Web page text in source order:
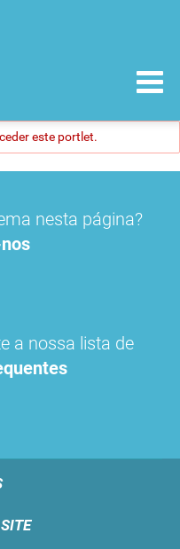
este portlet.
nesta página?
a nossa lista de
SITE